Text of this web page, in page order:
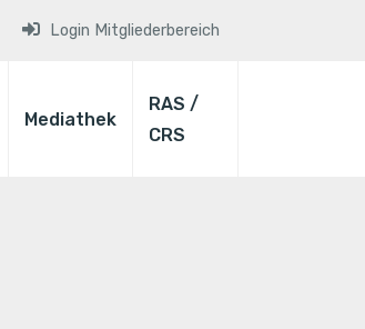
Login Mitgliederbereich
Mediathek
RAS /
CRS